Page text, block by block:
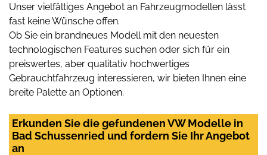
Unser vielfältiges Angebot an Fahrzeugmodellen lässt
fast keine Wünsche offen.
Ob Sie ein brandneues Modell mit den neuesten
technologischen Features suchen oder sich für ein
preiswertes, aber qualitativ hochwertiges
Gebrauchtfahrzeug interessieren, wir bieten Ihnen eine
breite Palette an Optionen.
Erkunden Sie die gefundenen VW Modelle in
Bad Schussenried und fordern Sie Ihr Angebot
an